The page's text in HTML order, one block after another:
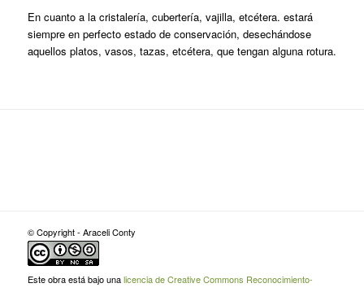
En cuanto a la cristalería, cubertería, vajilla, etcétera. estará
siempre en perfecto estado de conservación, desechándose
aquellos platos, vasos, tazas, etcétera, que tengan alguna rotura.
© Copyright - Araceli Conty
Este obra está bajo unalicencia de Creative Commons Reconocimiento-